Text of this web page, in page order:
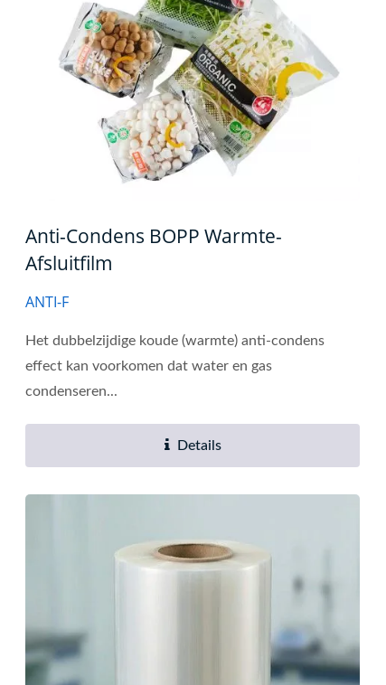
Anti-Condens BOPP Warmte-
Afsluitfilm
ANTI-F
Het dubbelzijdige koude (warmte) anti-condens
effect kan voorkomen dat water en gas
condenseren...
Details